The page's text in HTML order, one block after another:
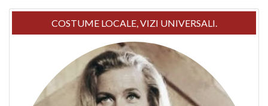
COSTUME LOCALE, VIZI UNIVERSALI.